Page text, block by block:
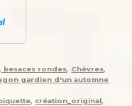
besaces rondes Chèvres
gardien d'un automne
création_original